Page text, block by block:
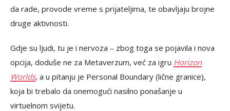
da rade, provode vreme s prijateljima, te obavljaju brojne
druge aktivnosti.
Gdje su ljudi, tu je i nervoza – zbog toga se pojavila i nova
opcija, doduše ne za Metaverzum, već za igru Horizon
Worlds, a u pitanju je Personal Boundary (lične granice),
koja bi trebalo da onemogući nasilno ponašanje u
virtuelnom svijetu.